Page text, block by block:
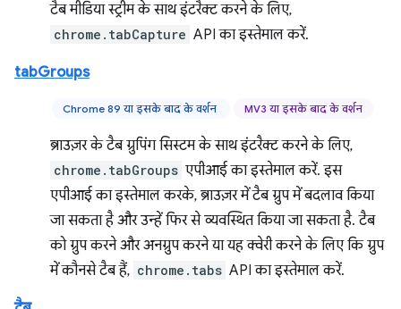
टैब मीडिया स्ट्रीम के साथ इंटरैक्ट करने के लिए,
chrome.tabCapture API का इस्तेमाल करें.
tabGroups
Chrome 89 या इसके बाद के वर्शन MV3 या इसके बाद के वर्शन
ब्राउज़र के टैब ग्रुपिंग सिस्टम के साथ इंटरैक्ट करने के लिए,
chrome.tabGroups एपीआई का इस्तेमाल करें. इस
एपीआई का इस्तेमाल करके, ब्राउज़र में टैब ग्रुप में बदलाव किया
जा सकता है और उन्हें फिर से व्यवस्थित किया जा सकता है. टैब
को ग्रुप करने और अनग्रुप करने या यह क्वेरी करने के लिए कि ग्रुप
में कौनसे टैब हैं, chrome.tabs API का इस्तेमाल करें.